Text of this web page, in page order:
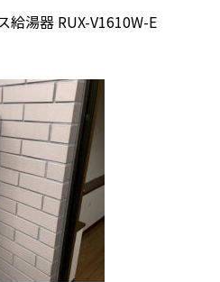
給湯器 RUX-V1610W-E